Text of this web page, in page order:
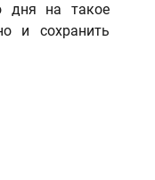
дня на такое
и сохранить